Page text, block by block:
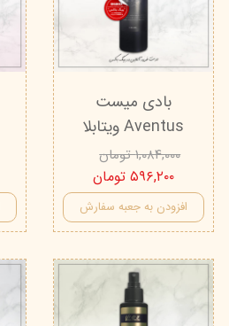
بادی میست
Aventus ویتابلا
۱,۰۸۴,۰۰۰ تومان
۵۹۶,۲۰۰ تومان
افزودن به جعبه سفارش